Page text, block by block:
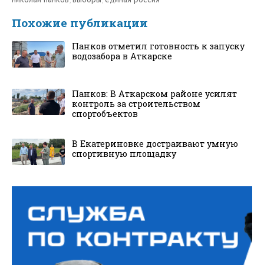
Похожие публикации
Панков отметил готовность к запуску
водозабора в Аткарске
Панков: В Аткарском районе усилят
контроль за строительством
спортобъектов
В Екатериновке достраивают умную
спортивную площадку